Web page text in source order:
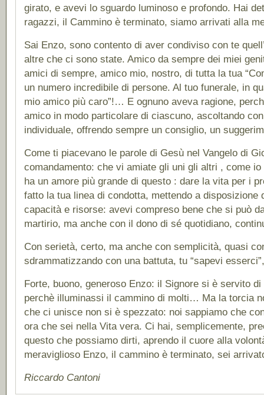
girato, e avevi lo sguardo luminoso e profondo. Hai
ragazzi, il Cammino è terminato, siamo arrivati alla
Sai Enzo, sono contento di aver condiviso con te
altre che ci sono state. Amico da sempre dei miei
amici di sempre, amico mio, nostro, di tutta la tua
un numero incredibile di persone. Al tuo funerale, in
mio amico più caro”!… E ognuno aveva ragione,
amico in modo particolare di ciascuno, ascoltando
individuale, offrendo sempre un consiglio, un
Come ti piacevano le parole di Gesù nel Vangelo di
comandamento: che vi amiate gli uni gli altri , come
ha un amore più grande di questo : dare la vita per i
fatto la tua linea di condotta, mettendo a disposizione
capacità e risorse: avevi compreso bene che si può
martirio, ma anche con il dono di sé quotidiano,
Con serietà, certo, ma anche con semplicità, quasi
sdrammatizzando con una battuta, tu “sapevi
Forte, buono, generoso Enzo: il Signore si è servito
perchè illuminassi il cammino di molti… Ma la torcia
che ci unisce non si è spezzato: noi sappiamo che
ora che sei nella Vita vera. Ci hai, semplicemente,
questo che possiamo dirti, aprendo il cuore alla
meraviglioso Enzo, il cammino è terminato, sei
Riccardo Cantoni